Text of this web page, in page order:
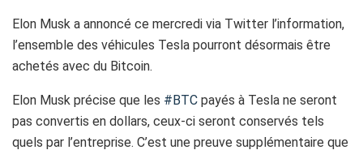
Elon Musk a annoncé ce mercredi via Twitter l’information,
l’ensemble des véhicules Tesla pourront désormais être
achetés avec du Bitcoin.
Elon Musk précise que les #BTC payés à Tesla ne seront
pas convertis en dollars, ceux-ci seront conservés tels
quels par l’entreprise. C’est une preuve supplémentaire que